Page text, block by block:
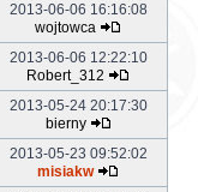
2013-06-06 16:16:08
wojtowca
2013-06-06 12:22:10
Robert_312
2013-05-24 20:17:30
bierny
2013-05-23 09:52:02
misiakw